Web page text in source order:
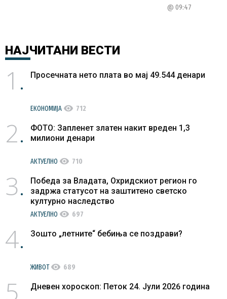
@ 09:47
НАЈЧИТАНИ ВЕСТИ
1 Просечната нето плата во мај 49.544 денари
ЕКОНОМИЈА visibility 712
2
ФОТО: Запленет златен накит вреден 1,3
милиони денари
АКТУЕЛНО visibility 710
3
Победа за Владата, Охридскиот регион го
задржа статусот на заштитено светско
културно наследство
АКТУЕЛНО visibility 697
4 Зошто „летните“ бебиња се поздрави?
ЖИВОТvisibility 689
5 Дневен хороскоп: Петок 24. Јули 2026 година